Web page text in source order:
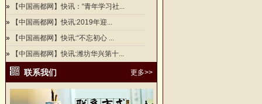
»
【中国画都网】快讯：“青年学习社...
»
【中国画都网】快讯:2019年迎...
»
【中国画都网】快讯:“不忘初心 ...
»
【中国画都网】快讯:潍坊华兴第十...
联系我们 更多>>